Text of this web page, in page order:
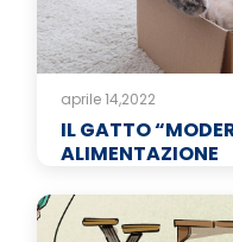
aprile 14,2022
IL GATTO
ALIMENTAZIONE